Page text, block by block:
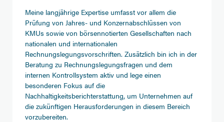
Meine langjährige Expertise umfasst vor allem die
Prüfung von Jahres- und Konzernabschlüssen von
KMUs sowie von börsennotierten Gesellschaften nach
nationalen und internationalen
Rechnungslegungsvorschriften. Zusätzlich bin ich in der
Beratung zu Rechnungslegungsfragen und dem
internen Kontrollsystem aktiv und lege einen
besonderen Fokus auf die
Nachhaltigkeitsberichterstattung, um Unternehmen auf
die zukünftigen Herausforderungen in diesem Bereich
vorzubereiten.